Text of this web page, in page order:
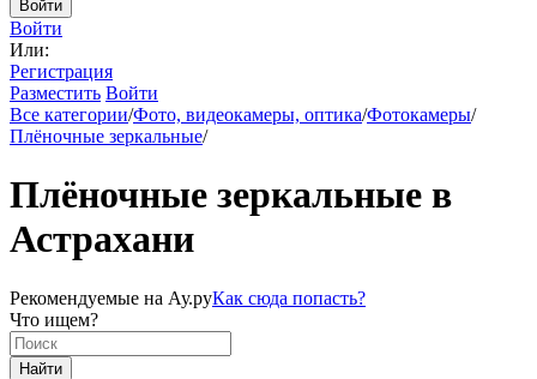
Войти
Войти
Или:
Регистрация
Разместить Войти
Все категории/Фото, видеокамеры, оптика/Фотокамеры/
Плёночные зеркальные/
Плёночные зеркальные в
Астрахани
Рекомендуемые на Ау.руКак сюда попасть?
Что ищем?
Найти